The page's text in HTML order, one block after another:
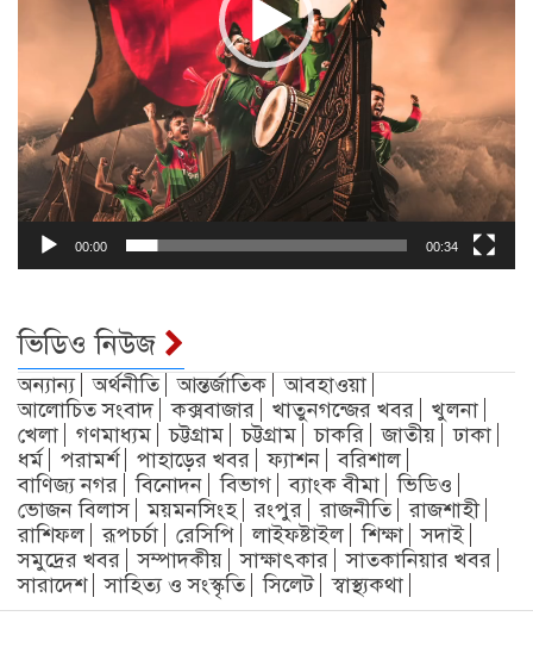
00:00 00:34
ভিডিও নিউজ
অন্যান্য অর্থনীতি আন্তর্জাতিক
আবহাওয়া
আলোচিত সংবাদ
কক্সবাজার খাতুনগন্জের খবর
খুলনা
খেলা
গণমাধ্যম চট্টগ্রাম চট্টগ্রাম চাকরি জাতীয়
ঢাকা
ধর্ম
পরামর্শ পাহাড়ের খবর ফ্যাশন
বরিশাল
বাণিজ্য নগর
বিনোদন বিভাগ ব্যাংক বীমা
ভিডিও
ভোজন বিলাস
ময়মনসিংহ রংপুর রাজনীতি
রাজশাহী
রাশিফল
রূপচর্চা রেসিপি লাইফষ্টাইল শিক্ষা
সদাই
সমুদ্রের খবর
সম্পাদকীয় সাক্ষাৎকার
সাতকানিয়ার খবর
সারাদেশ
সাহিত্য ও সংস্কৃতি সিলেট স্বাস্থ্যকথা